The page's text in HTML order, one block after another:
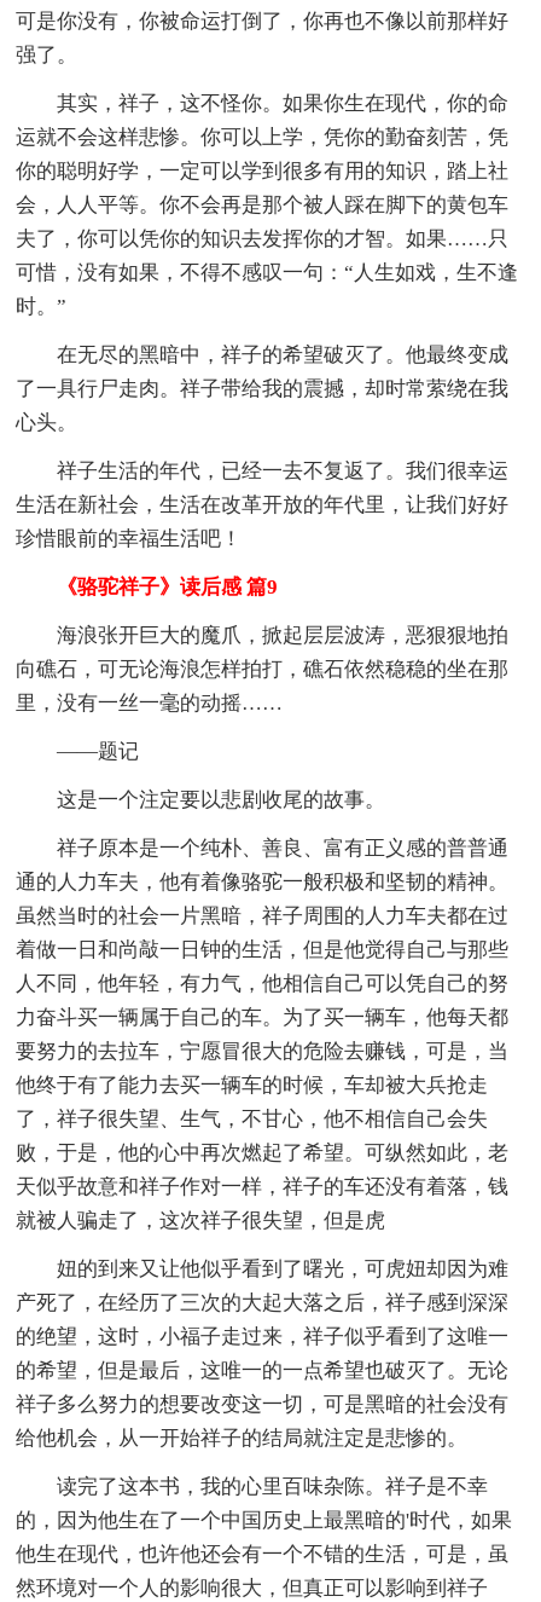
可是你没有，你被命运打倒了，你再也不像以前那样好
强了。
其实，祥子，这不怪你。如果你生在现代，你的命
运就不会这样悲惨。你可以上学，凭你的勤奋刻苦，凭
你的聪明好学，一定可以学到很多有用的知识，踏上社
会，人人平等。你不会再是那个被人踩在脚下的黄包车
夫了，你可以凭你的知识去发挥你的才智。如果……只
可惜，没有如果，不得不感叹一句：“人生如戏，生不逢
时。”
在无尽的黑暗中，祥子的希望破灭了。他最终变成
了一具行尸走肉。祥子带给我的震撼，却时常萦绕在我
心头。
祥子生活的年代，已经一去不复返了。我们很幸运
生活在新社会，生活在改革开放的年代里，让我们好好
珍惜眼前的幸福生活吧！
《骆驼祥子》读后感 篇9
海浪张开巨大的魔爪，掀起层层波涛，恶狠狠地拍
向礁石，可无论海浪怎样拍打，礁石依然稳稳的坐在那
里，没有一丝一毫的动摇……
——题记
这是一个注定要以悲剧收尾的故事。
祥子原本是一个纯朴、善良、富有正义感的普普通
通的人力车夫，他有着像骆驼一般积极和坚韧的精神。
虽然当时的社会一片黑暗，祥子周围的人力车夫都在过
着做一日和尚敲一日钟的生活，但是他觉得自己与那些
人不同，他年轻，有力气，他相信自己可以凭自己的努
力奋斗买一辆属于自己的车。为了买一辆车，他每天都
要努力的去拉车，宁愿冒很大的危险去赚钱，可是，当
他终于有了能力去买一辆车的时候，车却被大兵抢走
了，祥子很失望、生气，不甘心，他不相信自己会失
败，于是，他的心中再次燃起了希望。可纵然如此，老
天似乎故意和祥子作对一样，祥子的车还没有着落，钱
就被人骗走了，这次祥子很失望，但是虎
妞的到来又让他似乎看到了曙光，可虎妞却因为难
产死了，在经历了三次的大起大落之后，祥子感到深深
的绝望，这时，小福子走过来，祥子似乎看到了这唯一
的希望，但是最后，这唯一的一点希望也破灭了。无论
祥子多么努力的想要改变这一切，可是黑暗的社会没有
给他机会，从一开始祥子的结局就注定是悲惨的。
读完了这本书，我的心里百味杂陈。祥子是不幸
的，因为他生在了一个中国历史上最黑暗的'时代，如果
他生在现代，也许他还会有一个不错的生活，可是，虽
然环境对一个人的影响很大，但真正可以影响到祥子